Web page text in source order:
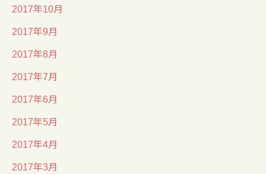
2017年10月
2017年9月
2017年8月
2017年7月
2017年6月
2017年5月
2017年4月
2017年3月